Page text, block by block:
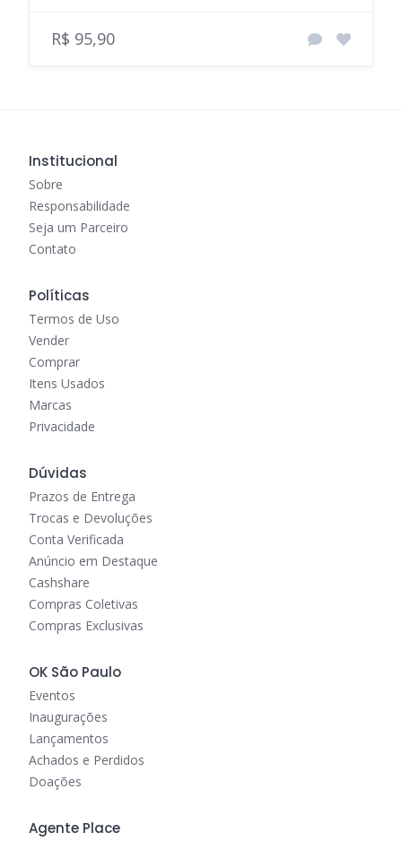
R$ 95,90
Institucional
Sobre
Responsabilidade
Seja um Parceiro
Contato
Políticas
Termos de Uso
Vender
Comprar
Itens Usados
Marcas
Privacidade
Dúvidas
Prazos de Entrega
Trocas e Devoluções
Conta Verificada
Anúncio em Destaque
Cashshare
Compras Coletivas
Compras Exclusivas
OK São Paulo
Eventos
Inaugurações
Lançamentos
Achados e Perdidos
Doações
Agente Place